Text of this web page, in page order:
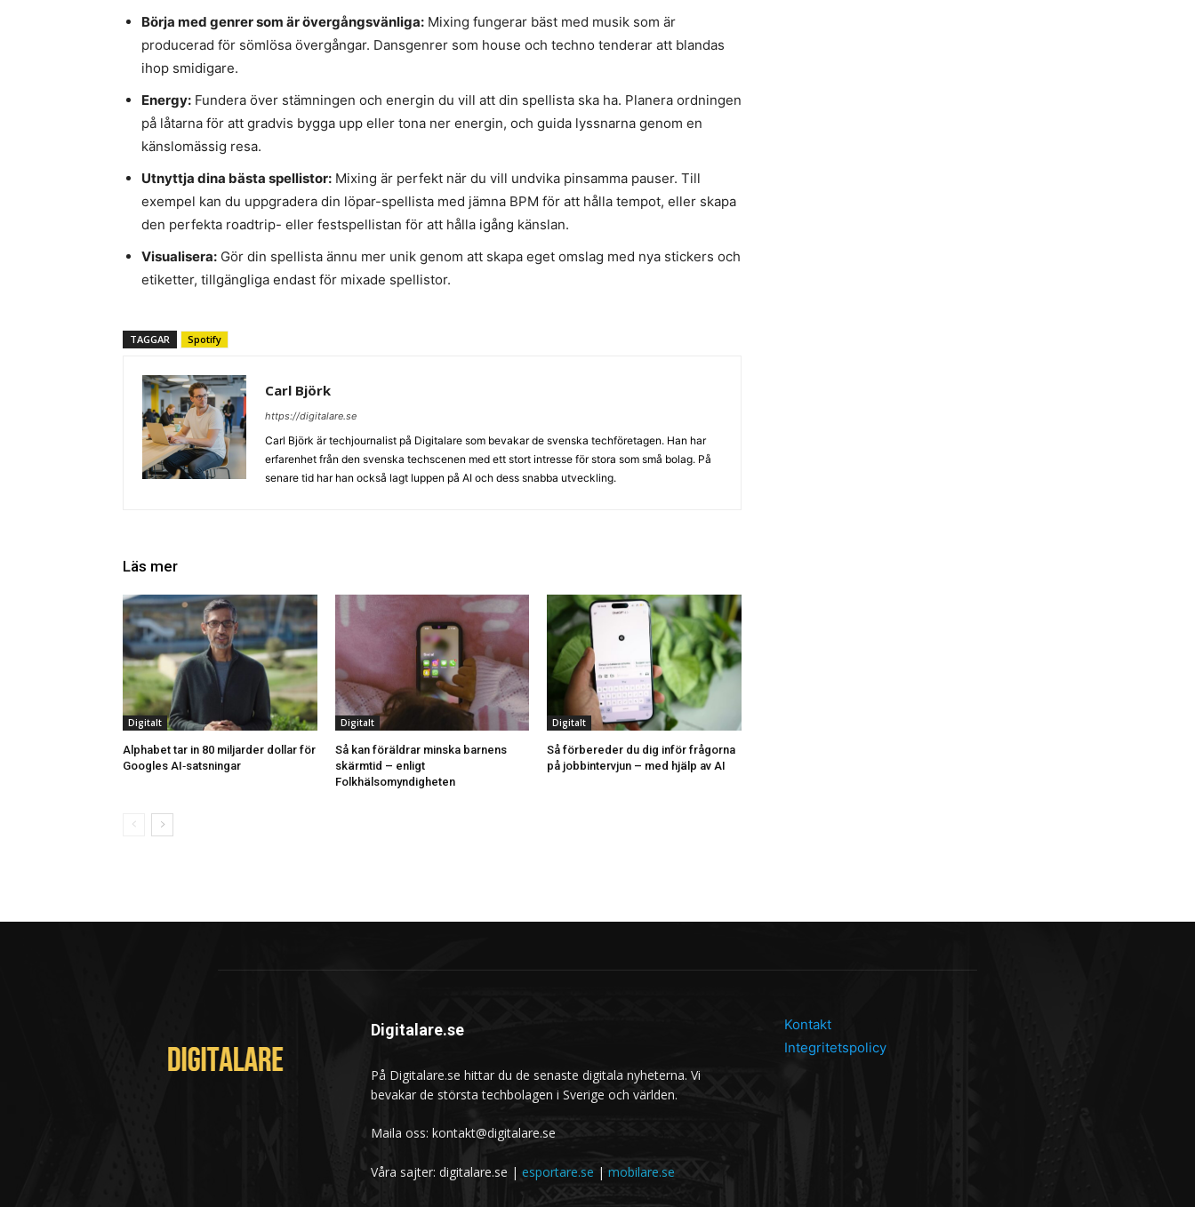
Börja med genrer som är övergångsvänliga: Mixing fungerar bäst med musik som är
producerad för sömlösa övergångar. Dansgenrer som house och techno tenderar att blandas
ihop smidigare.
Energy: Fundera över stämningen och energin du vill att din spellista ska ha. Planera ordningen
på låtarna för att gradvis bygga upp eller tona ner energin, och guida lyssnarna genom en
känslomässig resa.
Utnyttja dina bästa spellistor: Mixing är perfekt när du vill undvika pinsamma pauser. Till
exempel kan du uppgradera din löpar-spellista med jämna BPM för att hålla tempot, eller skapa
den perfekta roadtrip- eller festspellistan för att hålla igång känslan.
Visualisera: Gör din spellista ännu mer unik genom att skapa eget omslag med nya stickers och
etiketter, tillgängliga endast för mixade spellistor.
TAGGAR Spotify
Carl Björk
https://digitalare.se
Carl Björk är techjournalist på Digitalare som bevakar de svenska techföretagen. Han har
erfarenhet från den svenska techscenen med ett stort intresse för stora som små bolag. På
senare tid har han också lagt luppen på AI och dess snabba utveckling.
Läs mer
Digitalt
Alphabet tar in 80 miljarder dollar för
Googles AI‑satsningar
Digitalt
Så kan föräldrar minska barnens
skärmtid – enligt
Folkhälsomyndigheten
Digitalt
Så förbereder du dig inför frågorna
på jobbintervjun – med hjälp av AI
Digitalare.se
På Digitalare.se hittar du de senaste digitala nyheterna. Vi
bevakar de största techbolagen i Sverige och världen.
Maila oss: kontakt@digitalare.se
Våra sajter: digitalare.se | esportare.se | mobilare.se
Kontakt
Integritetspolicy